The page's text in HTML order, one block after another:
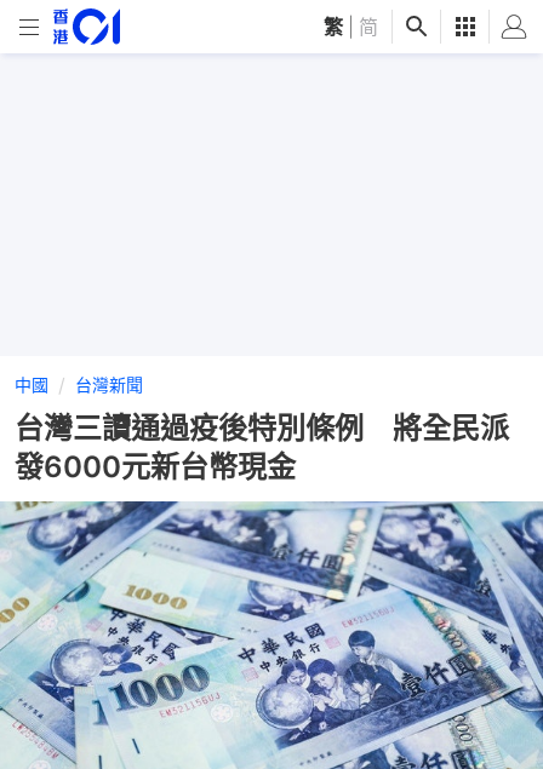
繁 简
中國 台灣新聞
台灣三讀通過疫後特別條例 將全民派
發6000元新台幣現金